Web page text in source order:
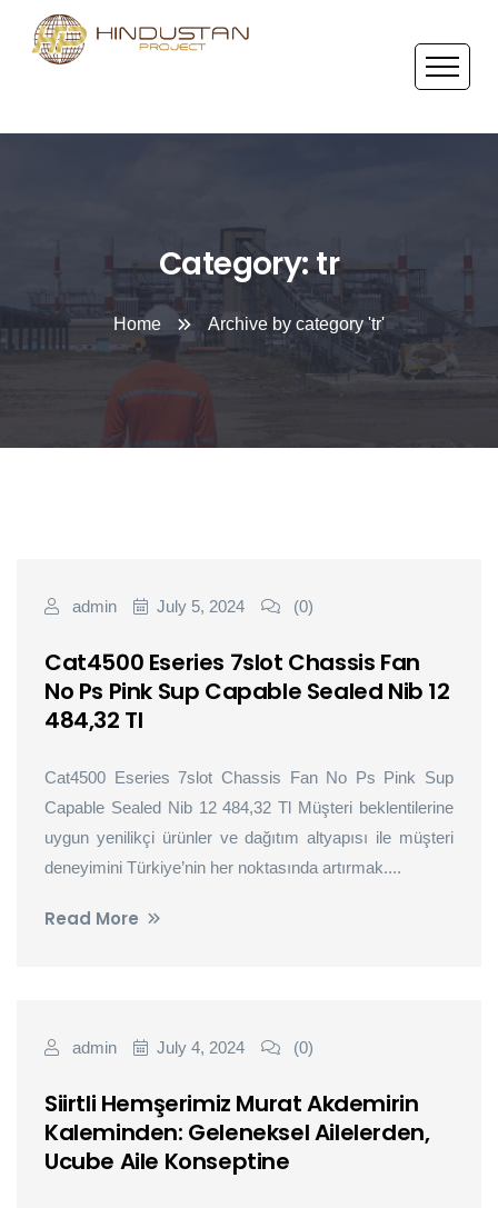
Category: tr
Home Archive by category 'tr'
admin July 5, 2024 (0)
Cat4500 Eseries 7slot Chassis Fan
No Ps Pink Sup Capable Sealed Nib 12
484,32 Tl
Cat4500 Eseries 7slot Chassis Fan No Ps Pink Sup
Capable Sealed Nib 12 484,32 Tl Müşteri beklentilerine
uygun yenilikçi ürünler ve dağıtım altyapısı ile müşteri
deneyimini Türkiye’nin her noktasında artırmak....
Read More
admin July 4, 2024 (0)
Siirtli Hemşerimiz Murat Akdemirin
Kaleminden: Geleneksel Ailelerden,
Ucube Aile Konseptine